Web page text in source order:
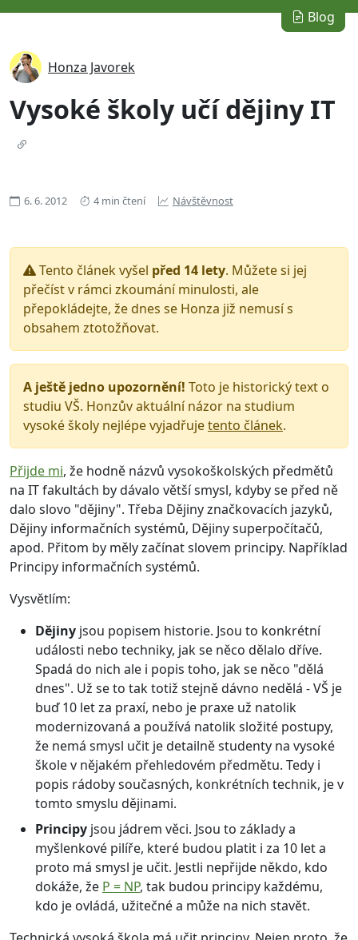
Blog
Honza Javorek
Vysoké školy učí dějiny IT
6. 6. 2012 4 min čtení Návštěvnost
Tento článek vyšel před 14 lety. Můžete si jej
přečíst v rámci zkoumání minulosti, ale
přepokládejte, že dnes se Honza již nemusí s
obsahem ztotožňovat.
A ještě jedno upozornění! Toto je historický text o
studiu VŠ. Honzův aktuální názor na studium
vysoké školy nejlépe vyjadřujetento článek.
Přijde mi, že hodně názvů vysokoškolských předmětů
na IT fakultách by dávalo větší smysl, kdyby se před ně
dalo slovo "dějiny". Třeba Dějiny značkovacích jazyků,
Dějiny informačních systémů, Dějiny superpočítačů,
apod. Přitom by měly začínat slovem principy. Například
Principy informačních systémů.
Vysvětlím:
Dějiny jsou popisem historie. Jsou to konkrétní
události nebo techniky, jak se něco dělalo dříve.
Spadá do nich ale i popis toho, jak se něco "dělá
dnes". Už se to tak totiž stejně dávno nedělá - VŠ je
buď 10 let za praxí, nebo je praxe už natolik
modernizovaná a používá natolik složité postupy,
že nemá smysl učit je detailně studenty na vysoké
škole v nějakém přehledovém předmětu. Tedy i
popis rádoby současných, konkrétních technik, je v
tomto smyslu dějinami.
Principy jsou jádrem věci. Jsou to základy a
myšlenkové pilíře, které budou platit i za 10 let a
proto má smysl je učit. Jestli nepřijde někdo, kdo
dokáže, že P = NP, tak budou principy každému,
kdo je ovládá, užitečné a může na nich stavět.